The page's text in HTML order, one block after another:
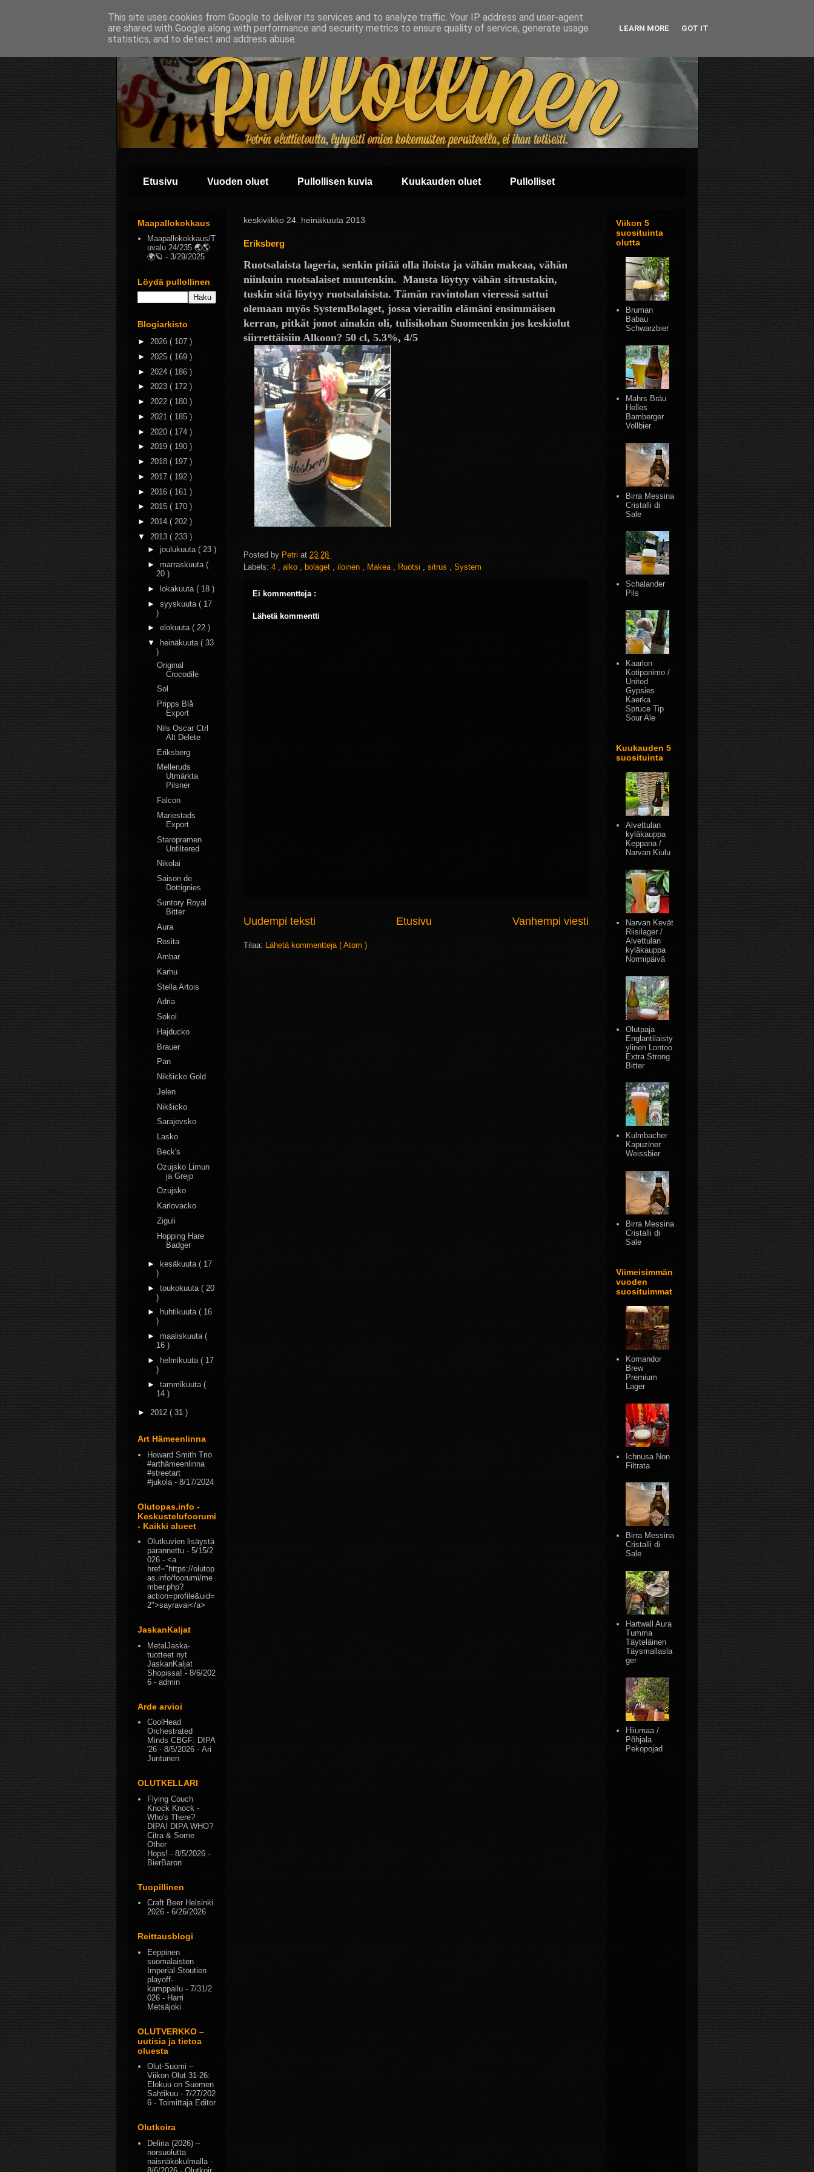
Etusivu Vuoden oluet Pullollisen kuvia Kuukauden oluet Pullolliset
keskiviikko 24. heinäkuuta 2013
Eriksberg
Ruotsalaista lageria, senkin pitää olla iloista ja vähän makeaa, vähän
niinkuin ruotsalaiset muutenkin. Mausta löytyy vähän sitrustakin,
tuskin sitä löytyy ruotsalaisista. Tämän ravintolan vieressä sattui
olemaan myös SystemBolaget, jossa vierailin elämäni ensimmäisen
kerran, pitkät jonot ainakin oli, tulisikohan Suomeenkin jos keskiolut
siirrettäisiin Alkoon? 50 cl, 5.3%, 4/5
Posted by Petri at 23.28
Labels: 4 alko bolaget iloinen Makea Ruotsi sitrus System
Ei kommentteja :
Lähetä kommentti
Uudempi teksti Vanhempi viesti
Etusivu
Tilaa: Lähetä kommentteja ( Atom )
Maapallokokkaus
Maapallokokkaus/T
uvalu 24/235 🌏🌎
🌍🪐 - 3/29/2025
Löydä pullollinen
Blogiarkisto
► 2026 ( 107 )
► 2025 ( 169 )
► 2024 ( 186 )
► 2023 ( 172 )
► 2022 ( 180 )
► 2021 ( 185 )
► 2020 ( 174 )
► 2019 ( 190 )
► 2018 ( 197 )
► 2017 ( 192 )
► 2016 ( 161 )
► 2015 ( 170 )
► 2014 ( 202 )
▼ 2013 ( 233 )
► joulukuuta ( 23 )
► marraskuuta (
20 )
►
lokakuuta ( 18 )
► syyskuuta ( 17
)
► elokuuta ( 22 )
▼
heinäkuuta ( 33
)
Original
Crocodile
Sol
Pripps Blå
Export
Nils Oscar Ctrl
Alt Delete
Eriksberg
Melleruds
Utmärkta
Pilsner
Falcon
Mariestads
Export
Staropramen
Unfiltered
Nikolai
Saison de
Dottignies
Suntory Royal
Bitter
Aura
Rosita
Ambar
Karhu
Stella Artois
Adria
Sokol
Hajducko
Brauer
Pan
Nikšicko Gold
Jelen
Nikšicko
Sarajevsko
Lasko
Beck's
Ozujsko Limun
ja Grejp
Ozujsko
Karlovacko
Ziguli
Hopping Hare
Badger
► kesäkuuta ( 17
)
► toukokuuta ( 20
)
►
huhtikuuta ( 16
)
► maaliskuuta (
16 )
►
helmikuuta ( 17
)
► tammikuuta (
14 )
► 2012 ( 31 )
Art Hämeenlinna
Howard Smith Trio
#arthämeenlinna
#streetart
#jukola - 8/17/2024
Olutopas.info -
Keskustelufoorumi
- Kaikki alueet
Olutkuvien lisäystä
parannettu - 5/15/2
026 - <a
href="https://olutop
as.info/foorumi/me
mber.php?
action=profile&uid=
2">sayravai</a>
JaskanKaljat
MetalJaska-
tuotteet nyt
JaskanKaljat
Shopissa! - 8/6/202
6 - admin
Arde arvioi
CoolHead
Orchestrated
Minds CBGF: DIPA
'26 - 8/5/2026 - Ari
Juntunen
OLUTKELLARI
Flying Couch
Knock Knock -
Who's There?
DIPA! DIPA WHO?
Citra & Some
Other
Hops! - 8/5/2026 -
BierBaron
Tuopillinen
Craft Beer Helsinki
2026 - 6/26/2026
Reittausblogi
Eeppinen
suomalaisten
Imperial Stoutien
playoff-
kamppailu - 7/31/2
026 - Harri
Metsäjoki
OLUTVERKKO –
uutisia ja tietoa
oluesta
Olut-Suomi –
Viikon Olut 31-26:
Elokuu on Suomen
Sahtikuu - 7/27/202
6 - Toimittaja Editor
Olutkoira
Deliria (2026) –
norsuolutta
naisnäkökulmalla -
8/6/2026 - Olutkoir
Viikon 5
suosituinta
olutta
Bruman
Babau
Schwarzbier
Mahrs Bräu
Helles
Bamberger
Vollbier
Birra Messina
Cristalli di
Sale
Schalander
Pils
Kaarlon
Kotipanimo /
United
Gypsies
Kaerka
Spruce Tip
Sour Ale
Kuukauden 5
suosituinta
Alvettulan
kyläkauppa
Keppana /
Narvan Kiulu
Narvan Kevät
Riisilager /
Alvettulan
kyläkauppa
Normipäivä
Olutpaja
Englantilaisty
ylinen Lontoo
Extra Strong
Bitter
Kulmbacher
Kapuziner
Weissbier
Birra Messina
Cristalli di
Sale
Viimeisimmän
vuoden
suosituimmat
Komandor
Brew
Premium
Lager
Ichnusa Non
Filtrata
Birra Messina
Cristalli di
Sale
Hartwall Aura
Tumma
Täyteläinen
Täysmallasla
ger
Hiiumaa /
Põhjala
Pekopojad
This site uses cookies from Google to deliver its services and to analyze traffic. Your IP address and user-agent
are shared with Google along with performance and security metrics to ensure quality of service, generate usage
statistics, and to detect and address abuse.
LEARN MORE GOT IT